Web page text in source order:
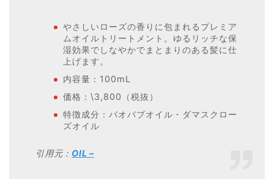
やさしいローズの香りに包まれるプレミア
ムオイルトリートメント。ゆるリッチな保
湿効果でしなやかでまとまりのある髪に仕
上げます。
内容量：100mL
価格：\3,800（税抜）
特徴成分：バオバブオイル・ダマスクロー
ズオイル
引用元： OIL –